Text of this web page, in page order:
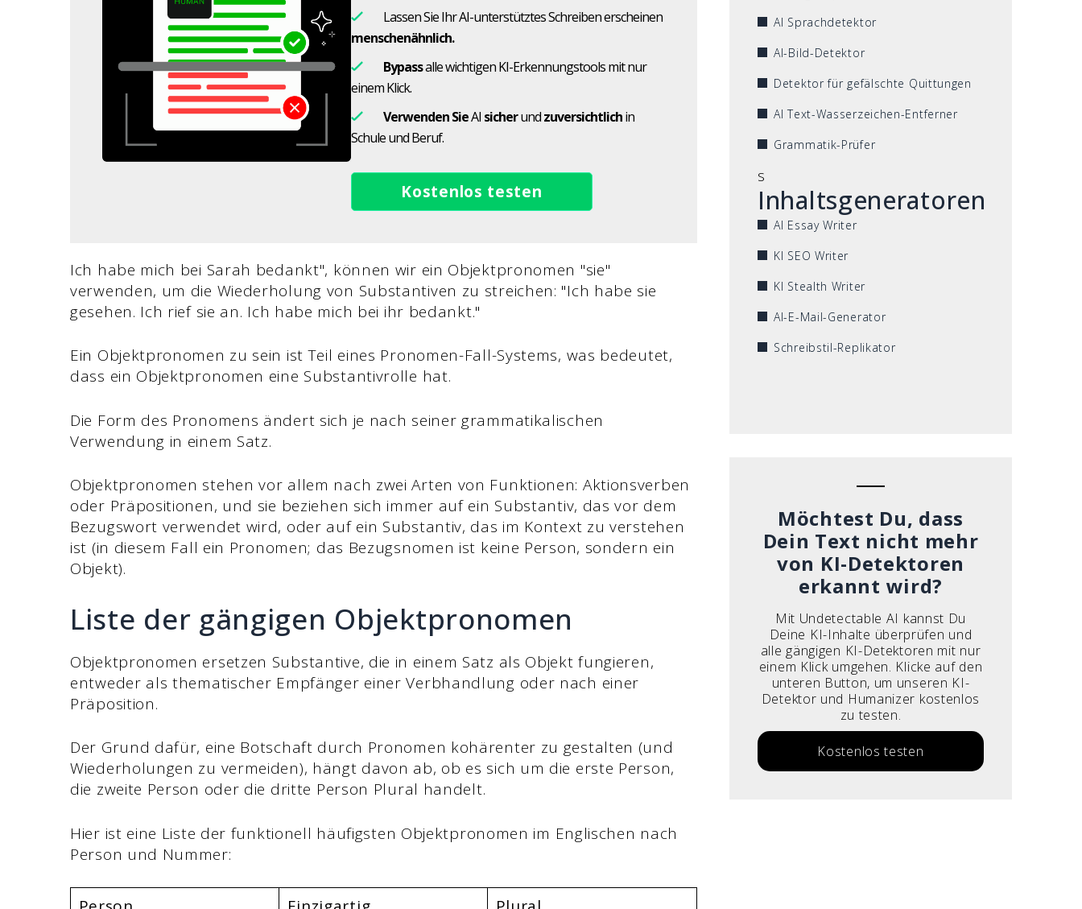
Lassen Sie Ihr AI-unterstütztes Schreiben erscheinen
menschenähnlich.
Bypassalle wichtigen KI-Erkennungstools mit nur
einem Klick.
Verwenden SieAI sicherundzuversichtlichin
Schule und Beruf.
Kostenlos testen
Ich habe mich bei Sarah bedankt", können wir ein Objektpronomen "sie"
verwenden, um die Wiederholung von Substantiven zu streichen: "Ich habe sie
gesehen. Ich rief sie an. Ich habe mich bei ihr bedankt."
Ein Objektpronomen zu sein ist Teil eines Pronomen-Fall-Systems, was bedeutet,
dass ein Objektpronomen eine Substantivrolle hat.
Die Form des Pronomens ändert sich je nach seiner grammatikalischen
Verwendung in einem Satz.
Objektpronomen stehen vor allem nach zwei Arten von Funktionen: Aktionsverben
oder Präpositionen, und sie beziehen sich immer auf ein Substantiv, das vor dem
Bezugswort verwendet wird, oder auf ein Substantiv, das im Kontext zu verstehen
ist (in diesem Fall ein Pronomen; das Bezugsnomen ist keine Person, sondern ein
Objekt).
Liste der gängigen Objektpronomen
Objektpronomen ersetzen Substantive, die in einem Satz als Objekt fungieren,
entweder als thematischer Empfänger einer Verbhandlung oder nach einer
Präposition.
Der Grund dafür, eine Botschaft durch Pronomen kohärenter zu gestalten (und
Wiederholungen zu vermeiden), hängt davon ab, ob es sich um die erste Person,
die zweite Person oder die dritte Person Plural handelt.
Hier ist eine Liste der funktionell häufigsten Objektpronomen im Englischen nach
Person und Nummer:
AI Sprachdetektor
AI-Bild-Detektor
Detektor für gefälschte Quittungen
AI Text-Wasserzeichen-Entferner
Grammatik-Prüfer
s
Inhaltsgeneratoren
AI Essay Writer
KI SEO Writer
KI Stealth Writer
AI-E-Mail-Generator
Schreibstil-Replikator
Möchtest Du, dass
Dein Text nicht mehr
von KI-Detektoren
erkannt wird?
Mit Undetectable AI kannst Du
Deine KI-Inhalte überprüfen und
alle gängigen KI-Detektoren mit nur
einem Klick umgehen. Klicke auf den
unteren Button, um unseren KI-
Detektor und Humanizer kostenlos
zu testen.
Kostenlos testen